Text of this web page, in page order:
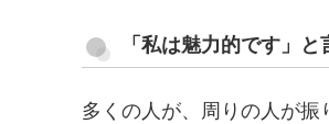
「私は魅力的です」と
多くの人が、周りの人が